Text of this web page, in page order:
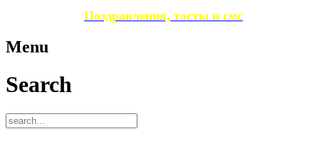
Поздравления, тосты и смс
Menu
Search